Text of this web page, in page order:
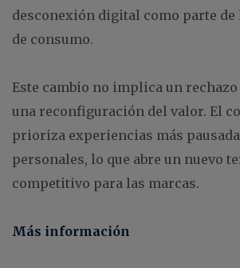
desconexión digital como parte
de consumo.
Este cambio no implica un
una reconfiguración del valor. El
prioriza experiencias más
personales, lo que abre un nuevo
competitivo para las marcas.
Más información